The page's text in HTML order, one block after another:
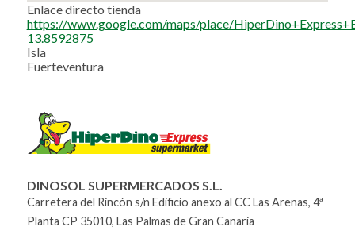
Enlace directo tienda
https://www.google.com/maps/place/
13.8592875
Isla
Fuerteventura
DINOSOL SUPERMERCADOS S.L.
Carretera del Rincón s/n Edificio anexo al CC Las Arenas, 4ª
Planta CP 35010, Las Palmas de Gran Canaria